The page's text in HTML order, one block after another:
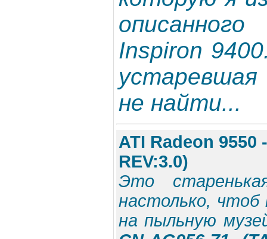
Inspiron
не найти...
ATI Radeon 9550
REV:3.0)
Это
настолько, чтоб
на пыльную